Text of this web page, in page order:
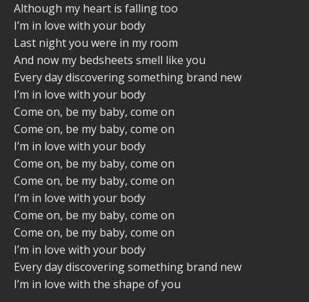
Although my heart is falling too
I’m in love with your body
Last night you were in my room
And now my bedsheets smell like you
Every day discovering something brand new
I’m in love with your body
Come on, be my baby, come on
Come on, be my baby, come on
I’m in love with your body
Come on, be my baby, come on
Come on, be my baby, come on
I’m in love with your body
Come on, be my baby, come on
Come on, be my baby, come on
I’m in love with your body
Every day discovering something brand new
I’m in love with the shape of you